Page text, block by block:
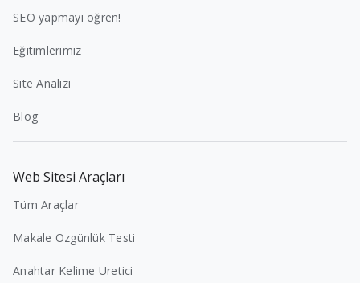
SEO yapmayı öğren!
Eğitimlerimiz
Site Analizi
Blog
Web Sitesi Araçları
Tüm Araçlar
Makale Özgünlük Testi
Anahtar Kelime Üretici